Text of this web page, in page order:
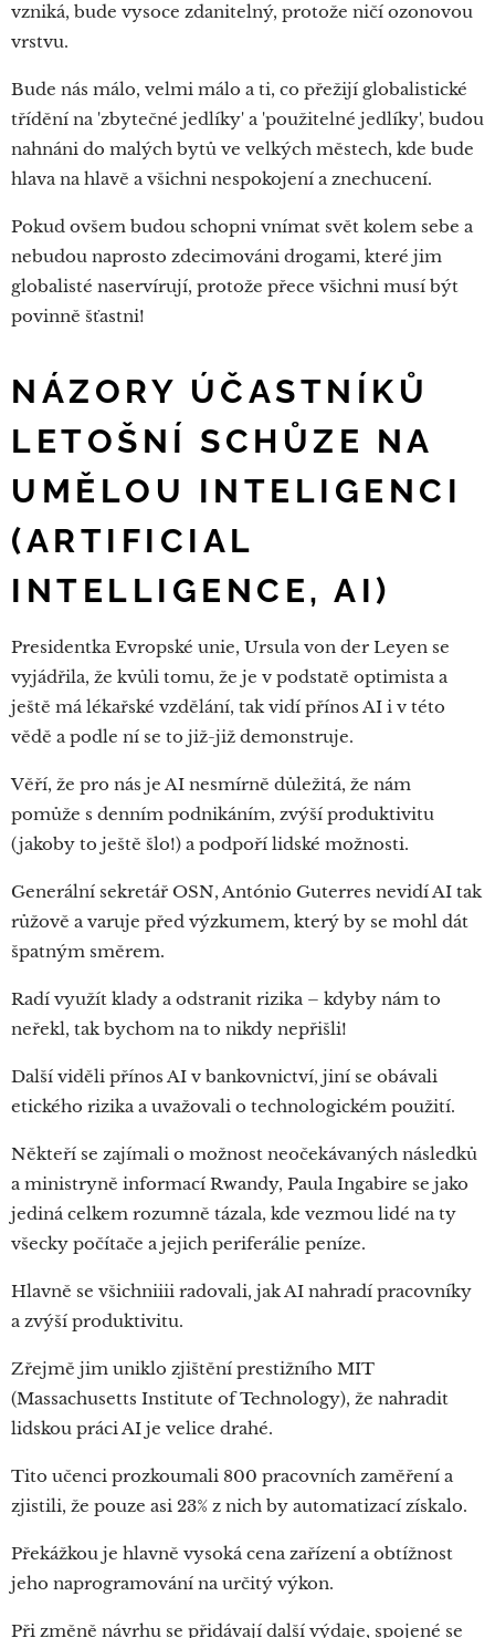
vzniká, bude vysoce zdanitelný, protože ničí ozonovou
vrstvu.
Bude nás málo, velmi málo a ti, co přežijí globalistické
třídění na 'zbytečné jedlíky' a 'použitelné jedlíky', budou
nahnáni do malých bytů ve velkých městech, kde bude
hlava na hlavě a všichni nespokojení a znechucení.
Pokud ovšem budou schopni vnímat svět kolem sebe a
nebudou naprosto zdecimováni drogami, které jim
globalisté naservírují, protože přece všichni musí být
povinně šťastni!
NÁZORY ÚČASTNÍKŮ
LETOŠNÍ SCHŮZE NA
UMĚLOU INTELIGENCI
(ARTIFICIAL
INTELLIGENCE, AI)
Presidentka Evropské unie, Ursula von der Leyen se
vyjádřila, že kvůli tomu, že je v podstatě optimista a
ještě má lékařské vzdělání, tak vidí přínos AI i v této
vědě a podle ní se to již-již demonstruje.
Věří, že pro nás je AI nesmírně důležitá, že nám
pomůže s denním podnikáním, zvýší produktivitu
(jakoby to ještě šlo!) a podpoří lidské možnosti.
Generální sekretář OSN, António Guterres nevidí AI tak
růžově a varuje před výzkumem, který by se mohl dát
špatným směrem.
Radí využít klady a odstranit rizika – kdyby nám to
neřekl, tak bychom na to nikdy nepřišli!
Další viděli přínos AI v bankovnictví, jiní se obávali
etického rizika a uvažovali o technologickém použití.
Někteří se zajímali o možnost neočekávaných následků
a ministryně informací Rwandy, Paula Ingabire se jako
jediná celkem rozumně tázala, kde vezmou lidé na ty
všecky počítače a jejich periferálie peníze.
Hlavně se všichniiii radovali, jak AI nahradí pracovníky
a zvýší produktivitu.
Zřejmě jim uniklo zjištění prestižního MIT
(Massachusetts Institute of Technology), že nahradit
lidskou práci AI je velice drahé.
Tito učenci prozkoumali 800 pracovních zaměření a
zjistili, že pouze asi 23% z nich by automatizací získalo.
Překážkou je hlavně vysoká cena zařízení a obtížnost
jeho naprogramování na určitý výkon.
Při změně návrhu se přidávají další výdaje, spojené se